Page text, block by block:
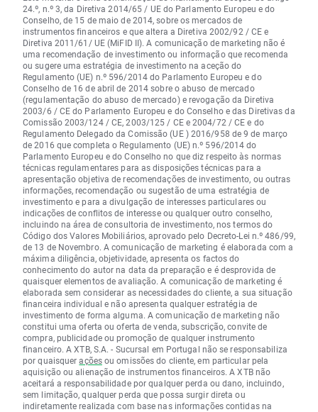
24.º, n.º 3, da Diretiva 2014/65 / UE do Parlamento Europeu e do
Conselho, de 15 de maio de 2014, sobre os mercados de
instrumentos financeiros e que altera a Diretiva 2002/92 / CE e
Diretiva 2011/61/ UE (MiFID II). A comunicação de marketing não é
uma recomendação de investimento ou informação que recomenda
ou sugere uma estratégia de investimento na aceção do
Regulamento (UE) n.º 596/2014 do Parlamento Europeu e do
Conselho de 16 de abril de 2014 sobre o abuso de mercado
(regulamentação do abuso de mercado) e revogação da Diretiva
2003/6 / CE do Parlamento Europeu e do Conselho e das Diretivas da
Comissão 2003/124 / CE, 2003/125 / CE e 2004/72 / CE e do
Regulamento Delegado da Comissão (UE ) 2016/958 de 9 de março
de 2016 que completa o Regulamento (UE) n.º 596/2014 do
Parlamento Europeu e do Conselho no que diz respeito às normas
técnicas regulamentares para as disposições técnicas para a
apresentação objetiva de recomendações de investimento, ou outras
informações, recomendação ou sugestão de uma estratégia de
investimento e para a divulgação de interesses particulares ou
indicações de conflitos de interesse ou qualquer outro conselho,
incluindo na área de consultoria de investimento, nos termos do
Código dos Valores Mobiliários, aprovado pelo Decreto-Lei n.º 486/99,
de 13 de Novembro. A comunicação de marketing é elaborada com a
máxima diligência, objetividade, apresenta os factos do
conhecimento do autor na data da preparação e é desprovida de
quaisquer elementos de avaliação. A comunicação de marketing é
elaborada sem considerar as necessidades do cliente, a sua situação
financeira individual e não apresenta qualquer estratégia de
investimento de forma alguma. A comunicação de marketing não
constitui uma oferta ou oferta de venda, subscrição, convite de
compra, publicidade ou promoção de qualquer instrumento
financeiro. A XTB, S.A. - Sucursal em Portugal não se responsabiliza
por quaisqueraçõesou omissões do cliente, em particular pela
aquisição ou alienação de instrumentos financeiros. A XTB não
aceitará a responsabilidade por qualquer perda ou dano, incluindo,
sem limitação, qualquer perda que possa surgir direta ou
indiretamente realizada com base nas informações contidas na